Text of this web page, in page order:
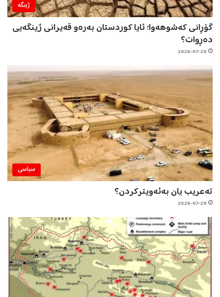
ژینگه‌
گۆڕانی کەشوهەوا؛ ئایا کوردستان بەرەو قەیرانی ژینگەیی
دەڕوات؟
2026-07-29
سیاسی
تەعریب یان بەئەویترکردن؟
2026-07-29